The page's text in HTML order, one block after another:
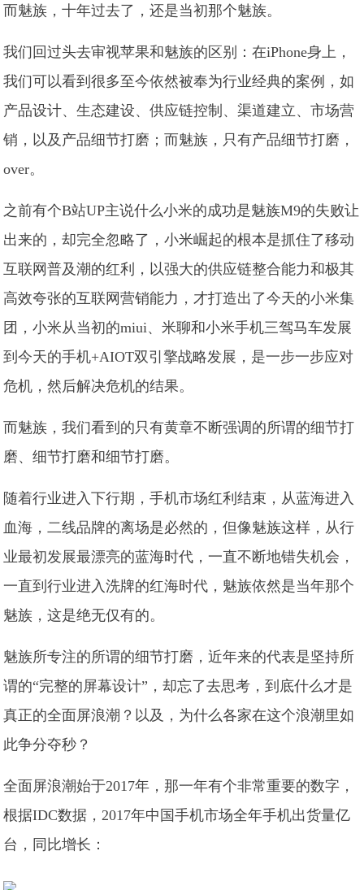
而魅族，十年过去了，还是当初那个魅族。
我们回过头去审视苹果和魅族的区别：在iPhone身上，
我们可以看到很多至今依然被奉为行业经典的案例，如
产品设计、生态建设、供应链控制、渠道建立、市场营
销，以及产品细节打磨；而魅族，只有产品细节打磨，
over。
之前有个B站UP主说什么小米的成功是魅族M9的失败让
出来的，却完全忽略了，小米崛起的根本是抓住了移动
互联网普及潮的红利，以强大的供应链整合能力和极其
高效夸张的互联网营销能力，才打造出了今天的小米集
团，小米从当初的miui、米聊和小米手机三驾马车发展
到今天的手机+AIOT双引擎战略发展，是一步一步应对
危机，然后解决危机的结果。
而魅族，我们看到的只有黄章不断强调的所谓的细节打
磨、细节打磨和细节打磨。
随着行业进入下行期，手机市场红利结束，从蓝海进入
血海，二线品牌的离场是必然的，但像魅族这样，从行
业最初发展最漂亮的蓝海时代，一直不断地错失机会，
一直到行业进入洗牌的红海时代，魅族依然是当年那个
魅族，这是绝无仅有的。
魅族所专注的所谓的细节打磨，近年来的代表是坚持所
谓的“完整的屏幕设计”，却忘了去思考，到底什么才是
真正的全面屏浪潮？以及，为什么各家在这个浪潮里如
此争分夺秒？
全面屏浪潮始于2017年，那一年有个非常重要的数字，
根据IDC数据，2017年中国手机市场全年手机出货量亿
台，同比增长：